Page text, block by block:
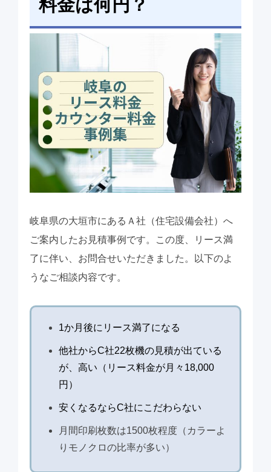
岐阜県の大垣市にあるＡ社（住宅設備会社）へ
ご案内したお見積事例です。この度、リース満
了に伴い、お問合せいただきました。以下のよ
うなご相談内容です。
1か月後にリース満了になる
他社からC社22枚機の見積が出ている
が、高い（リース料金が月々18,000
円）
安くなるならC社にこだわらない
月間印刷枚数は1500枚程度（カラーよ
りモノクロの比率が多い）